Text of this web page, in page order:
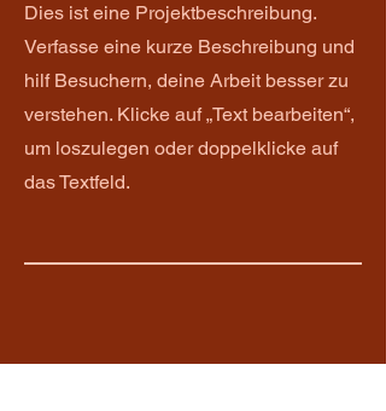
Dies ist eine Projektbeschreibung.
Verfasse eine kurze Beschreibung und
hilf Besuchern, deine Arbeit besser zu
verstehen. Klicke auf „Text bearbeiten“,
um loszulegen oder doppelklicke auf
das Textfeld.